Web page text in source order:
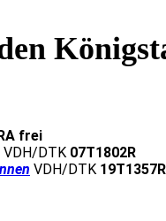
frei
VDH/DTK 07T1802R
VDH/DTK 19T1357R